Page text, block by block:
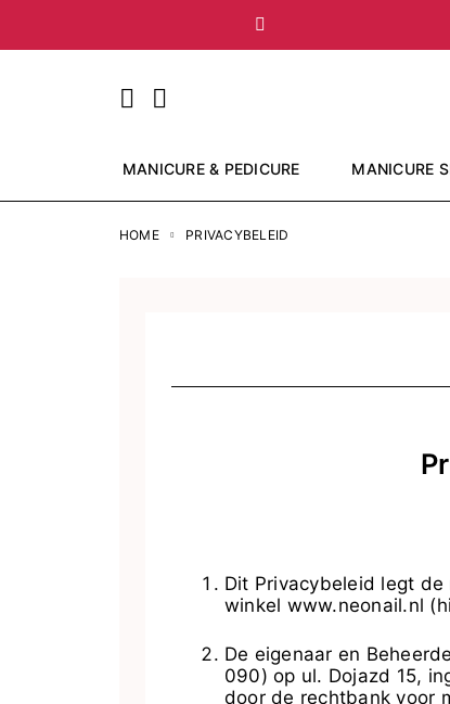
Vorige
MANICURE & PEDICURE MANICURE
HOME PRIVACYBELEID
Dit Privacybeleid legt
winkel www.neonail.nl
De eigenaar en
090) op ul. Dojazd 15,
door de rechtbank voor